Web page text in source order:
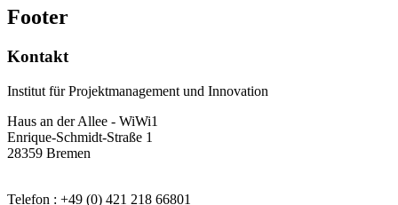
Footer
Kontakt
Institut für Projektmanagement und Innovation
Haus an der Allee - WiWi1
Enrique-Schmidt-Straße 1
28359 Bremen
Telefon : +49 (0) 421 218 66801